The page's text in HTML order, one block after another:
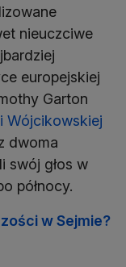
nieuczciwe
europejskiej
Garton
Wójcikowskiej
dwoma
swój głos w
północy.
w Sejmie?